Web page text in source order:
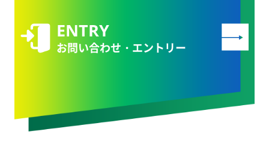
お問い合わせ・エントリー